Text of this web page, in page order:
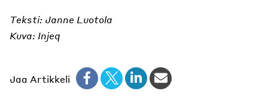
Teksti: Janne Luotola
Kuva: Injeq
Jaa Artikkeli